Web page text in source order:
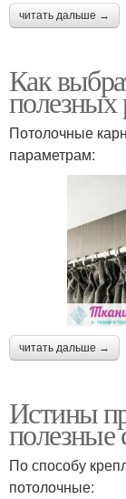
читать дальше →
Как
полезных
Потолочные
параметрам:
читать дальше →
Истины
полезные
По способу
потолочные: